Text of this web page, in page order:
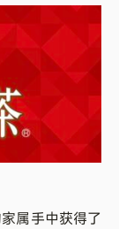
属手中获得了